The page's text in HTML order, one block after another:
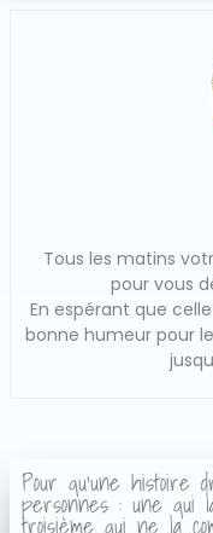
Tous les matins
pour vous
En espérant que
bonne humeur pour
Pour qu'une histoire
personnes : une qui